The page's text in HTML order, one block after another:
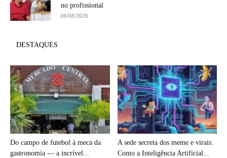
no profissional
06/08/2026
DESTAQUES
Do campo de futebol à meca da
gastronomia — a incrível...
A sede secreta dos meme e virais:
Como a Inteligência Artificial...